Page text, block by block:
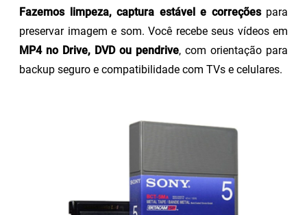
Fazemos limpeza, captura estável e correçõespara
preservar imagem e som. Você recebe seus vídeos em
MP4 no Drive, DVD ou pendrive, com orientação para
backup seguro e compatibilidade com TVs e celulares.